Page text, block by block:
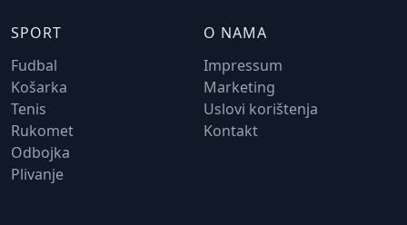
SPORT
Fudbal
Košarka
Tenis
Rukomet
Odbojka
Plivanje
O NAMA
Impressum
Marketing
Uslovi korištenja
Kontakt